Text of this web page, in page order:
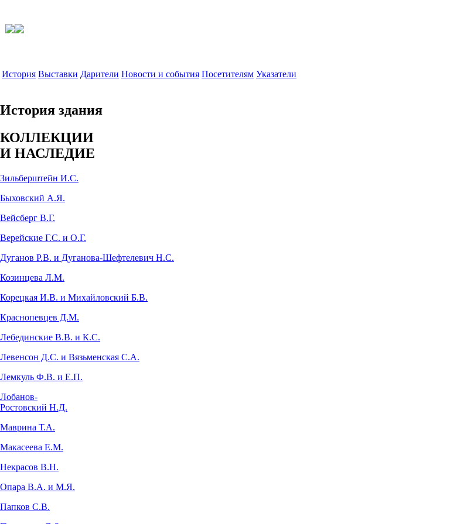
История Выставки Дарители Новости и события Посетителям Указатели
История здания
КОЛЛЕКЦИИ
И НАСЛЕДИЕ
Зильберштейн И.С.
Быховский А.Я.
Вейсберг В.Г.
Верейские Г.С. и О.Г.
Дуганов Р.В. и Дуганова-Шефтелевич Н.С.
Козинцева Л.М.
Корецкая И.В. и Михайловский Б.В.
Краснопевцев Д.М.
Лебединские В.В. и К.С.
Левенсон Д.С. и Вязьменская С.А.
Лемкуль Ф.В. и Е.П.
Лобанов-
Ростовский Н.Д.
Маврина Т.А.
Макасеева Е.М.
Некрасов В.Н.
Опара В.А. и М.Я.
Папков С.В.